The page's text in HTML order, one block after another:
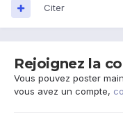
Citer
Rejoignez la
Vous pouvez poster
vous avez un compte,